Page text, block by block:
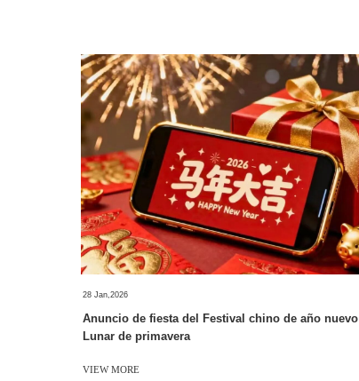
28 Jan,2026
Anuncio de fiesta del Festival chino de año nuevo
Lunar de primavera
VIEW MORE